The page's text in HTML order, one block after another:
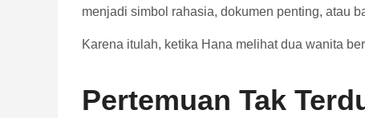
menjadi simbol rahasia, dokumen penting, atau
Karena itulah, ketika Hana melihat dua wanita
Pertemuan Tak